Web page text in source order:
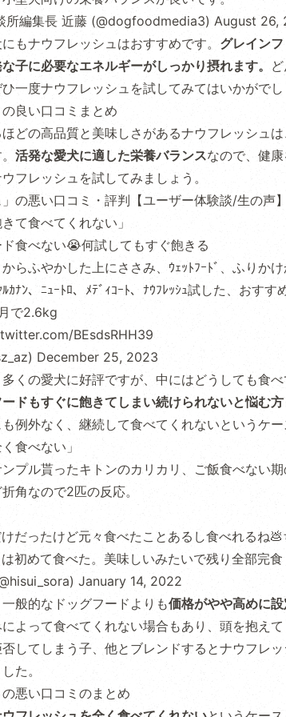
所編集長 近藤 (@dogfoodmedia3) August 26,
もナウフレッシュはおすすめです。 グレイン
子に必要なエネルギーがしっかり摂れます。
一度ナウフレッシュを試してみてはいかがでし
の良い口コミまとめ
どの高品質と美味しさがあるナウフレッシュ
活発な愛犬に適した栄養バランスなので、健
フレッシュを試してみましょう。
」の悪い口コミ・評判【ユーザー体験談/生の声】
て食べてくれない」
食べない😭何試してもすぐ飽きる
らふやかした上にささみ、ｳｪｯﾄﾌｰﾄﾞ、ふりかけ
ﾙｶﾅﾝ、ﾆｭｰﾄﾛ、ﾒﾃﾞｨｺｰﾄ、ﾅｳﾌﾚｯｼｭ試した、おす
で2.6kg
BEsdsRHH39
December 25, 2023
くの愛犬に好評ですが、中にはどうしても食
ードもすぐに飽きてしまい続けられないと悩む
例外なく、継続して食べてくれないというケー
食べない」
プル貰ったキトンのカリカリ、ご飯食べない
角なので2匹の反応。
だったけど元々食べたことあるし食べれるね
初めて食べた。美味しいみたいで残り全部完食
January 14, 2022
般的なドッグフードよりも価格がやや高めに設
よって食べてくれない場合もあり、頭を抱え
してしまう子、他とブレンドするとナウフレ
た。
の悪い口コミのまとめ